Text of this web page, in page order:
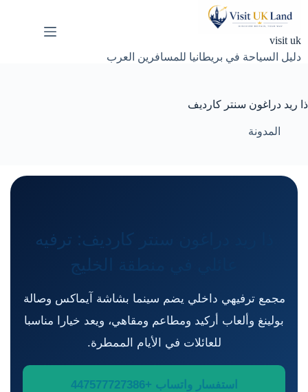
visit uk
دليل السياحة في بريطانيا للمسافرين العرب
ذا ريد دراغون سنتر كارديف
المدونة
ذا ريد دراغون سنتر كارديف: ترفيه
عائلي في منطقة الخليج
مجمع ترفيهي داخلي يضم سينما بشاشة آيماكس وصالة
بولينغ وألعاب أركيد ومطاعم ومقاهي، ويعد خيارا مناسبا
للعائلات في الأيام الممطرة.
استفسار واتساب +447577727386